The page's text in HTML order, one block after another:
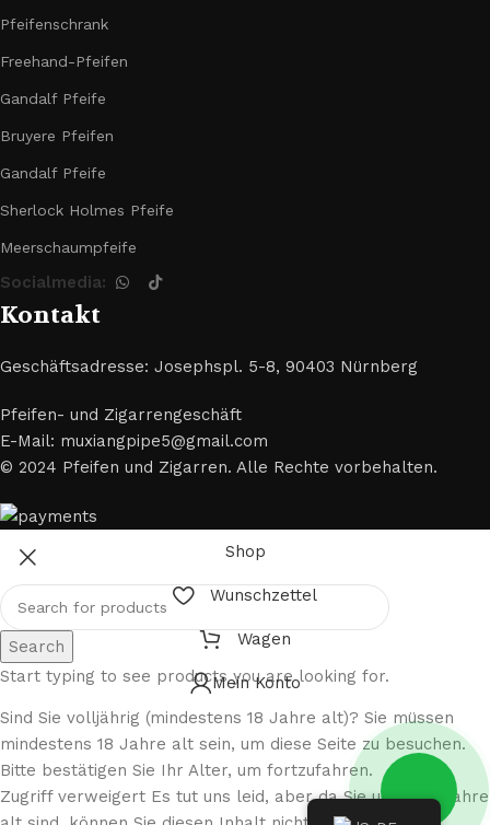
Pfeifenschrank
Freehand-Pfeifen
Gandalf Pfeife
Bruyere Pfeifen
Gandalf Pfeife
Sherlock Holmes Pfeife
Meerschaumpfeife
Socialmedia:
Kontakt
Geschäftsadresse: Josephspl. 5-8, 90403 Nürnberg
Pfeifen- und Zigarrengeschäft
E-Mail: muxiangpipe5@gmail.com
© 2024 Pfeifen und Zigarren. Alle Rechte vorbehalten.
Search
Start typing to see products you are looking for.
Shop
Wunschzettel
Wagen
Mein Konto
Sind Sie volljährig (mindestens 18 Jahre alt)? Sie müssen
mindestens 18 Jahre alt sein, um diese Seite zu besuchen.
Bitte bestätigen Sie Ihr Alter, um fortzufahren.
Zugriff verweigert Es tut uns leid, aber da Sie unter 18 Jahre